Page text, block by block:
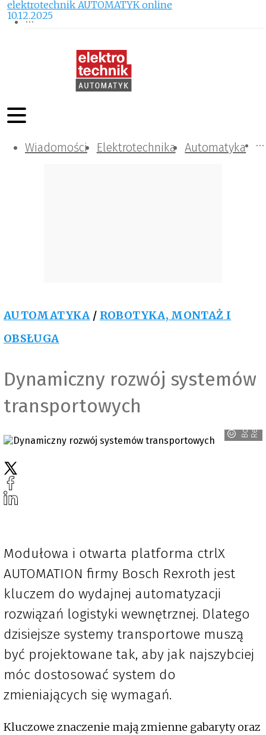
Wiadomości Elektrotechnika Automatyka
Komunikacja i IT
Kontrola
Tematy specjalne
AUTOMATYKA / ROBOTYKA, MONTAŻ I
OBSŁUGA
Dynamiczny rozwój systemów
transportowych
B
o
s
c
h
R
e
x
r
o
th
elektrotechnik AUTOMATYK online
10.12.2025
Modułowa i otwarta platforma ctrlX
AUTOMATION firmy Bosch Rexroth jest
kluczem do wydajnej automatyzacji
rozwiązań logistyki wewnętrznej. Dlatego
dzisiejsze systemy transportowe muszą
być projektowane tak, aby jak najszybciej
móc dostosować system do
zmieniających się wymagań.
Kluczowe znaczenie mają zmienne gabaryty oraz